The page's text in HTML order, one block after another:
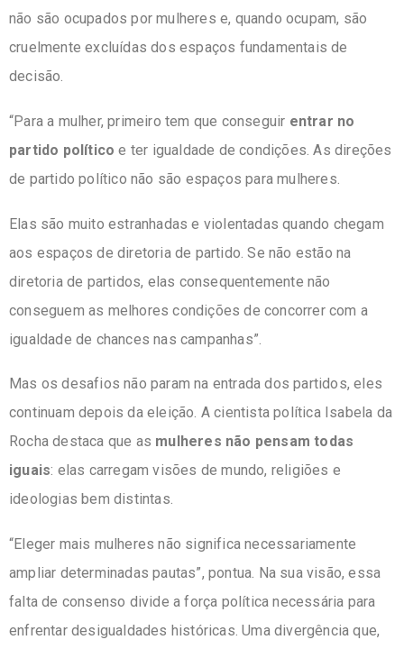
não são ocupados por mulheres e, quando ocupam, são
cruelmente excluídas dos espaços fundamentais de
decisão.
“Para a mulher, primeiro tem que conseguir entrar no
partido político e ter igualdade de condições. As direções
de partido político não são espaços para mulheres.
Elas são muito estranhadas e violentadas quando chegam
aos espaços de diretoria de partido. Se não estão na
diretoria de partidos, elas consequentemente não
conseguem as melhores condições de concorrer com a
igualdade de chances nas campanhas”.
Mas os desafios não param na entrada dos partidos, eles
continuam depois da eleição. A cientista política Isabela da
Rocha destaca que as mulheres não pensam todas
iguais: elas carregam visões de mundo, religiões e
ideologias bem distintas.
“Eleger mais mulheres não significa necessariamente
ampliar determinadas pautas”, pontua. Na sua visão, essa
falta de consenso divide a força política necessária para
enfrentar desigualdades históricas. Uma divergência que,